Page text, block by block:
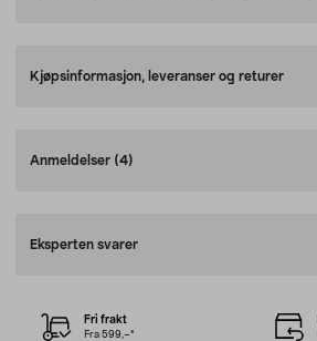
Kjøpsinformasjon, leveranser og returer
Anmeldelser (4)
Eksperten svarer
Fri frakt
Fra 599,–*